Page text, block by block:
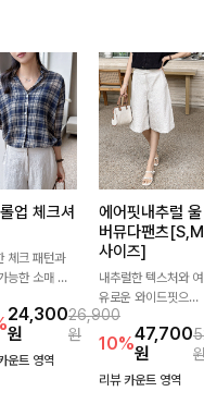
업 체크셔
체크 패턴과
능한 소매 디
하실 수 있어
르르 흐르는
소재와 여유로
24,300
원
26,900
원
운트 영역
에어핏내추럴 울
버뮤다팬츠[S,M
사이즈]
내추럴한 텍스처와 여
유로운 와이드핏으로
군살은 자연스럽게 커
버해드리는 버뮤다 팬
츠 🤍 깔끔한 허리 디
테일과 편안한 착용감
10%47,700
원
리뷰 카운트 영역